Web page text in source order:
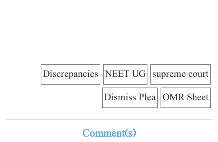
supreme court
NEET UG
Discrepancies
OMR Sheet
Dismiss Plea
Comment(s)